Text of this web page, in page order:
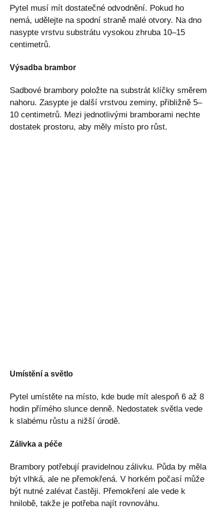
Pytel musí mít dostatečné odvodnění. Pokud ho
nemá, udělejte na spodní straně malé otvory. Na dno
nasypte vrstvu substrátu vysokou zhruba 10–15
centimetrů.
Výsadba brambor
Sadbové brambory položte na substrát klíčky směrem
nahoru. Zasypte je další vrstvou zeminy, přibližně 5–
10 centimetrů. Mezi jednotlivými bramborami nechte
dostatek prostoru, aby měly místo pro růst.
Umístění a světlo
Pytel umístěte na místo, kde bude mít alespoň 6 až 8
hodin přímého slunce denně. Nedostatek světla vede
k slabému růstu a nižší úrodě.
Zálivka a péče
Brambory potřebují pravidelnou zálivku. Půda by měla
být vlhká, ale ne přemokřená. V horkém počasí může
být nutné zalévat častěji. Přemokření ale vede k
hnilobě, takže je potřeba najít rovnováhu.